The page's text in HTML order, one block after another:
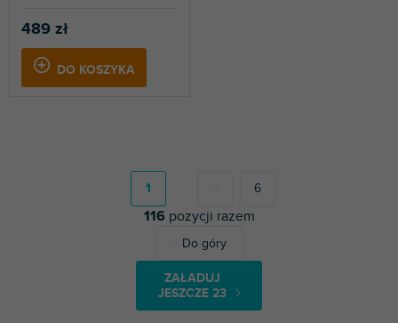
489 zł
DO KOSZYKA
K
o
n
t
ZAŁADUJ
JESZCZE 23
n
c
j
a
1 6
116 pozycji razem
Do góry